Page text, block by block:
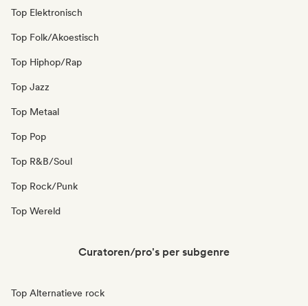
Top Elektronisch
Top Folk/Akoestisch
Top Hiphop/Rap
Top Jazz
Top Metaal
Top Pop
Top R&B/Soul
Top Rock/Punk
Top Wereld
Curatoren/pro's per subgenre
Top Alternatieve rock